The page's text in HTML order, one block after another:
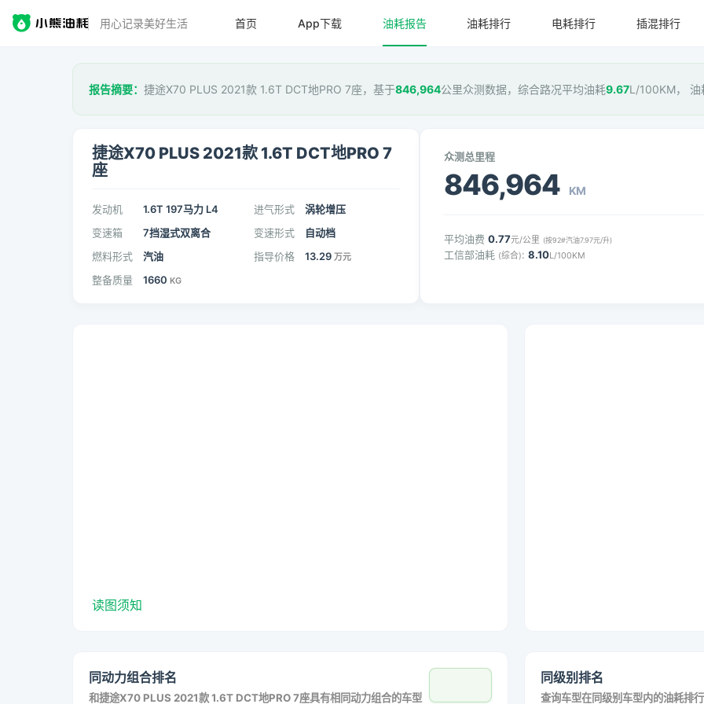
用心记录美好生活 首页 App下载 油耗报告 油耗排行 电耗排行 插混排行
报告摘要： 捷途X70 PLUS 2021款 1.6T DCT地PRO 7座，基于846,964公里众测数据，综合路况平均油耗9.67L/100KM， 油
捷途X70 PLUS 2021款 1.6T DCT地PRO 7
座
发动机 1.6T 197马力 L4 进气形式
涡轮增压
变速箱
7挡湿式双离合 变速形式
自动档
燃料形式
汽油 指导价格 13.29 万元
整备质量 1660 KG
众测总里程
846,964 KM
平均油费 0.77元/公里 (按92#汽油7.97元/升)
工信部油耗 (综合): 8.10L/100KM
读图须知
同动力组合排名
和捷途X70 PLUS 2021款 1.6T DCT地PRO 7座具有相同动力组合的车型
同级别排名
查询车型在同级别车型内的油耗排